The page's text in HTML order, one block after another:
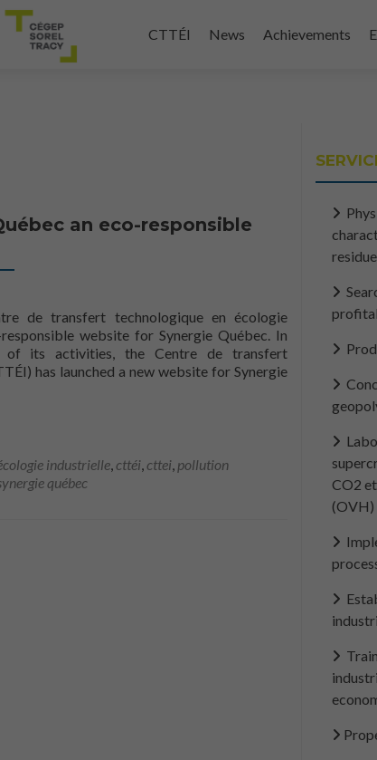
to
CTTÉI News Achievements
an eco-responsible
de transfert technologique en écologie
website for Synergie Québec. In
its activities, the Centre de transfert
has launched a new website for Synergie
industrielle,cttéi,cttei, pollution
québec
CO2
(OVH)